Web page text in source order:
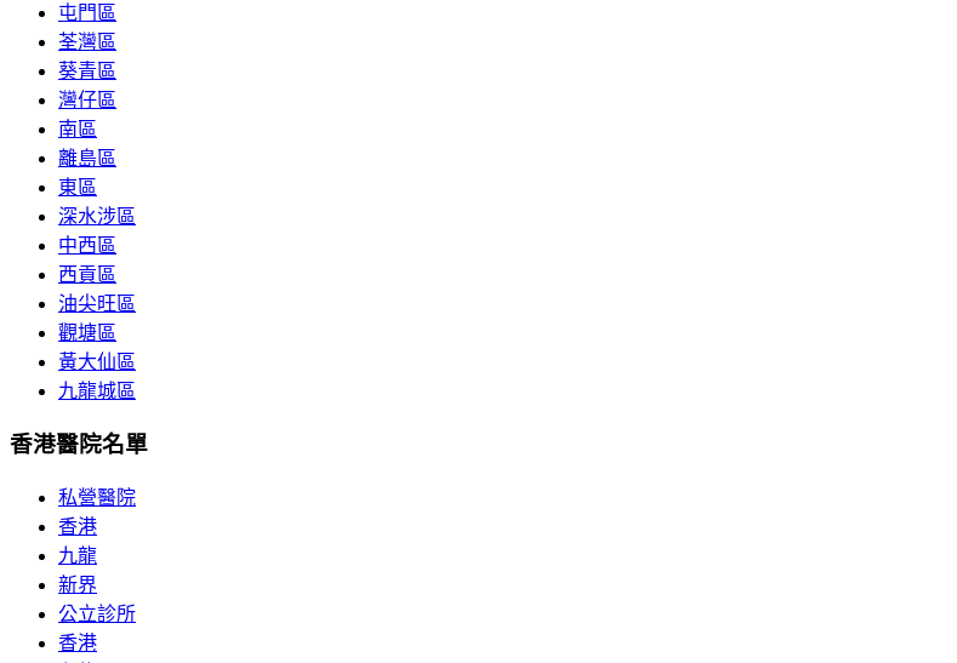
屯門區
荃灣區
葵青區
灣仔區
南區
離島區
東區
深水涉區
中西區
西貢區
油尖旺區
觀塘區
黃大仙區
九龍城區
香港醫院名單
私營醫院
香港
九龍
新界
公立診所
香港